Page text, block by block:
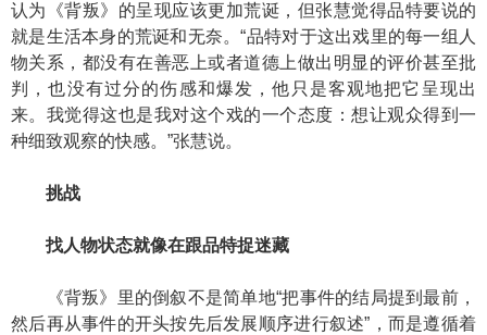
认为《背叛》的呈现应该更加荒诞，但张慧觉得品特要说的
就是生活本身的荒诞和无奈。“品特对于这出戏里的每一组人
物关系，都没有在善恶上或者道德上做出明显的评价甚至批
判，也没有过分的伤感和爆发，他只是客观地把它呈现出
来。我觉得这也是我对这个戏的一个态度：想让观众得到一
种细致观察的快感。”张慧说。
挑战
找人物状态就像在跟品特捉迷藏
《背叛》里的倒叙不是简单地“把事件的结局提到最前，
然后再从事件的开头按先后发展顺序进行叙述”，而是遵循着